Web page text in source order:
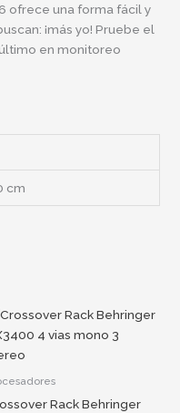
ofrece una forma fácil y
¡más yo! Pruebe el
en monitoreo
cm
Rack Behringer